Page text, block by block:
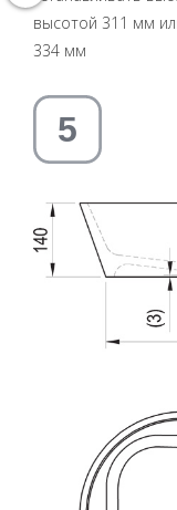
высотой 311 мм
334 мм